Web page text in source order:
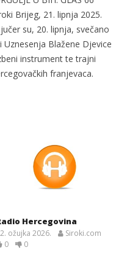
Brijeg, 21. lipnja 2025.
su, 20. lipnja, svečano
Blažene Djevice
instrument te trajni
franjevaca.
Hercegovina
ožujka 2026.
Siroki.com
0
0